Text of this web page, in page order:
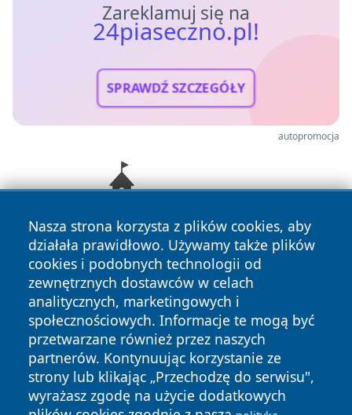
Zareklamuj się na
24piaseczno.pl!
SPRAWDŹ SZCZEGÓŁY
autopromocja
Nasza strona korzysta z plików cookies, aby
działała prawidłowo. Używamy także plików
cookies i podobnych technologii od
zewnętrznych dostawców w celach
analitycznych, marketingowych i
społecznościowych. Informacje te mogą być
przetwarzane również przez naszych
partnerów. Kontynuując korzystanie ze
strony lub klikając „Przechodzę do serwisu",
wyrażasz zgodę na użycie dodatkowych
Copyright © 2026 24piaseczno.pl Wszystkie prawa
zastrzeżone.